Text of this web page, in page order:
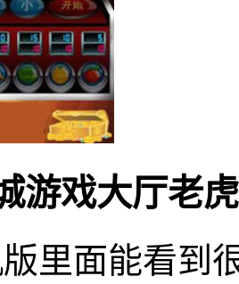
游戏大厅老
里面能看到